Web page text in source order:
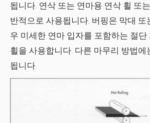
됩니다. 연삭 또는 연마용 연삭 휠 또
반적으로 사용됩니다. 버핑은 막대 또
우 미세한 연마 입자를 포함하는 절단
휠을 사용합니다. 다른 마무리 방법에
됩니다.